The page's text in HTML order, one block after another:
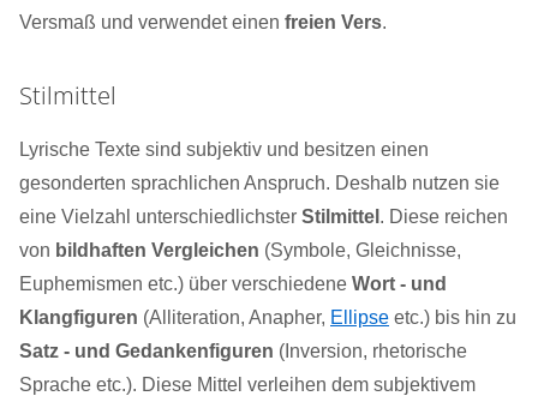
Versmaß und verwendet einen freien Vers.
Stilmittel
Lyrische Texte sind subjektiv und besitzen einen
gesonderten sprachlichen Anspruch. Deshalb nutzen sie
eine Vielzahl unterschiedlichster Stilmittel . Diese reichen
von bildhaften Vergleichen (Symbole, Gleichnisse,
Euphemismen etc.) über verschiedene Wort - und
Klangfiguren (Alliteration, Anapher, Ellipse etc.) bis hin zu
Satz - und Gedankenfiguren (Inversion, rhetorische
Sprache etc.). Diese Mittel verleihen dem subjektivem